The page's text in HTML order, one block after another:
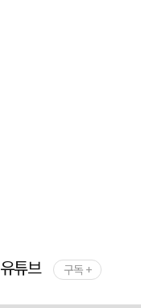
유튜브 구독 +